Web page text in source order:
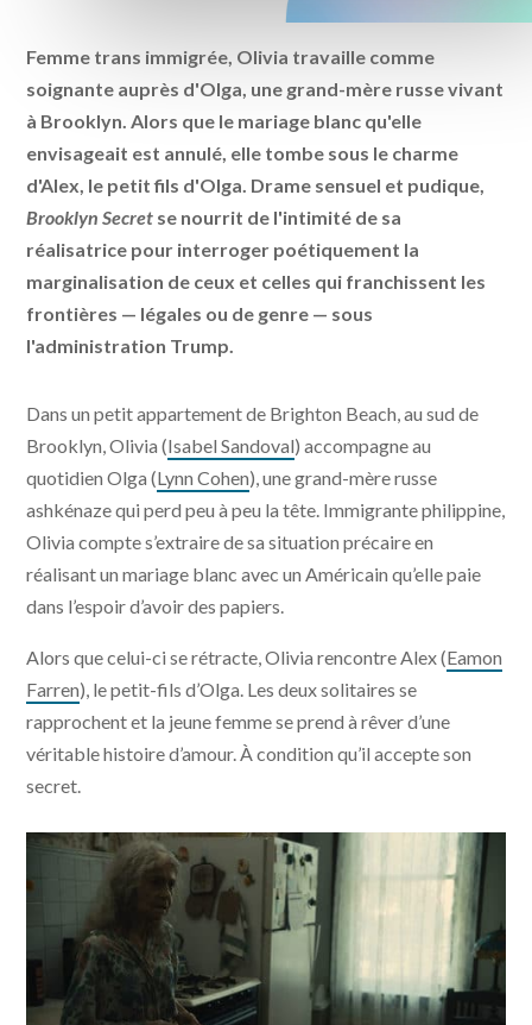
Femme trans immigrée, Olivia travaille comme
soignante auprès d'Olga, une grand-mère russe vivant
à Brooklyn. Alors que le mariage blanc qu'elle
envisageait est annulé, elle tombe sous le charme
d'Alex, le petit fils d'Olga. Drame sensuel et pudique,
Brooklyn Secret se nourrit de l'intimité de sa
réalisatrice pour interroger poétiquement la
marginalisation de ceux et celles qui franchissent les
frontières — légales ou de genre — sous
l'administration Trump.
Dans un petit appartement de Brighton Beach, au sud de
Brooklyn, Olivia (Isabel Sandoval) accompagne au
quotidien Olga (Lynn Cohen), une grand-mère russe
ashkénaze qui perd peu à peu la tête. Immigrante philippine,
Olivia compte s’extraire de sa situation précaire en
réalisant un mariage blanc avec un Américain qu’elle paie
dans l’espoir d’avoir des papiers.
Alors que celui-ci se rétracte, Olivia rencontre Alex (Eamon
Farren), le petit-fils d’Olga. Les deux solitaires se
rapprochent et la jeune femme se prend à rêver d’une
véritable histoire d’amour. À condition qu’il accepte son
secret.